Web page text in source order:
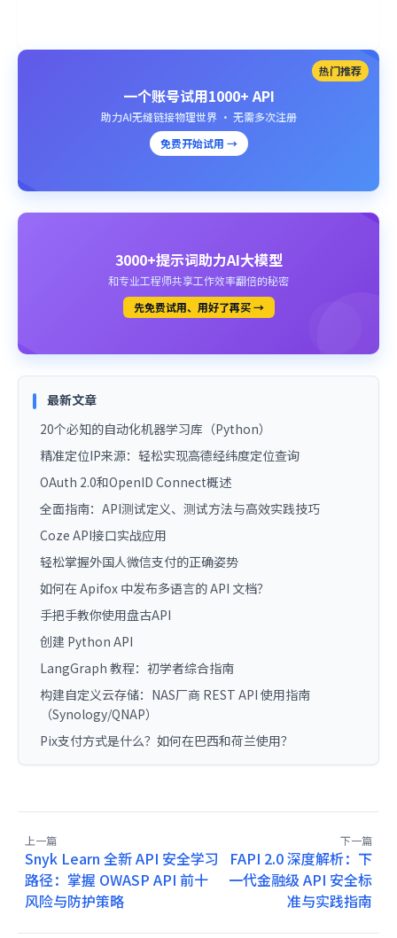
热门推荐
一个账号试用1000+ API
助力AI无缝链接物理世界 · 无需多次注册
免费开始试用 →
3000+提示词助力AI大模型
和专业工程师共享工作效率翻倍的秘密
先免费试用、用好了再买 →
最新文章
20个必知的自动化机器学习库（Python）
精准定位IP来源：轻松实现高德经纬度定位查询
OAuth 2.0和OpenID Connect概述
全面指南：API测试定义、测试方法与高效实践技巧
Coze API接口实战应用
轻松掌握外国人微信支付的正确姿势
如何在 Apifox 中发布多语言的 API 文档？
手把手教你使用盘古API
创建 Python API
LangGraph 教程：初学者综合指南
构建自定义云存储：NAS厂商 REST API 使用指南
（Synology/QNAP）
Pix支付方式是什么？如何在巴西和荷兰使用？
上一篇
Snyk Learn 全新 API 安全学习
路径：掌握 OWASP API 前十
风险与防护策略
下一篇
FAPI 2.0 深度解析：下
一代金融级 API 安全标
准与实践指南